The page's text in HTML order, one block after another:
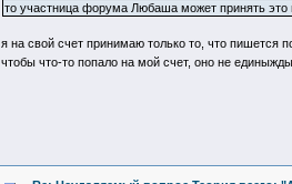
то участница форума Любаша может принять это
я на свой счет принимаю только то, что пишется
чтобы что-то попало на мой счет, оно не